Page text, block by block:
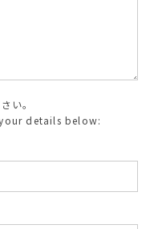
い。
details below: